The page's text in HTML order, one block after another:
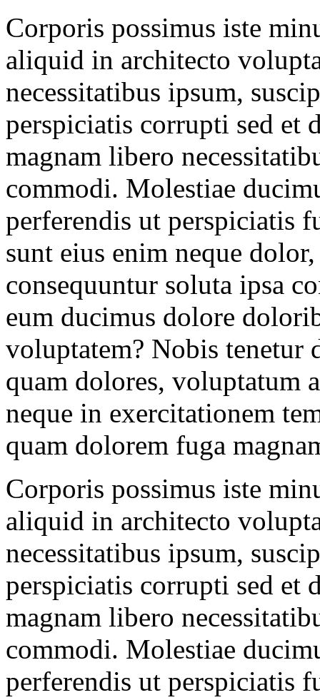
Corporis possimus iste
aliquid in architecto
necessitatibus ipsum,
perspiciatis corrupti sed et
magnam libero
commodi. Molestiae
perferendis ut perspiciatis
sunt eius enim neque
consequuntur soluta ipsa
eum ducimus dolore
voluptatem? Nobis
quam dolores, voluptatum
neque in exercitationem
quam dolorem fuga
Corporis possimus iste
aliquid in architecto
necessitatibus ipsum,
perspiciatis corrupti sed et
magnam libero
commodi. Molestiae
perferendis ut perspiciatis